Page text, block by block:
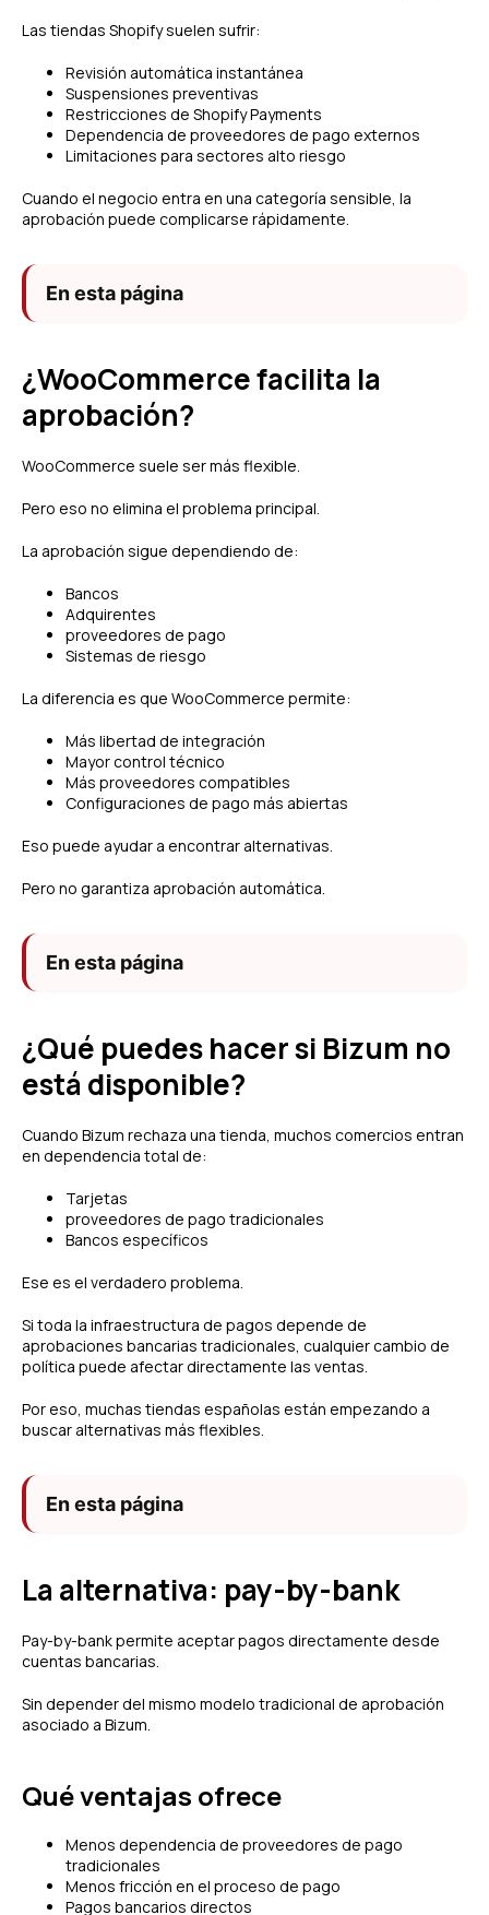
Las tiendas Shopify suelen sufrir:
Revisión automática instantánea
Suspensiones preventivas
Restricciones de Shopify Payments
Dependencia de proveedores de pago externos
Limitaciones para sectores alto riesgo
Cuando el negocio entra en una categoría sensible, la
aprobación puede complicarse rápidamente.
En esta página
¿WooCommerce facilita la
aprobación?
WooCommerce suele ser más flexible.
Pero eso no elimina el problema principal.
La aprobación sigue dependiendo de:
Bancos
Adquirentes
proveedores de pago
Sistemas de riesgo
La diferencia es que WooCommerce permite:
Más libertad de integración
Mayor control técnico
Más proveedores compatibles
Configuraciones de pago más abiertas
Eso puede ayudar a encontrar alternativas.
Pero no garantiza aprobación automática.
En esta página
¿Qué puedes hacer si Bizum no
está disponible?
Cuando Bizum rechaza una tienda, muchos comercios entran
en dependencia total de:
Tarjetas
proveedores de pago tradicionales
Bancos específicos
Ese es el verdadero problema.
Si toda la infraestructura de pagos depende de
aprobaciones bancarias tradicionales, cualquier cambio de
política puede afectar directamente las ventas.
Por eso, muchas tiendas españolas están empezando a
buscar alternativas más flexibles.
En esta página
La alternativa: pay-by-bank
Pay-by-bank permite aceptar pagos directamente desde
cuentas bancarias.
Sin depender del mismo modelo tradicional de aprobación
asociado a Bizum.
Qué ventajas ofrece
Menos dependencia de proveedores de pago
tradicionales
Menos fricción en el proceso de pago
Pagos bancarios directos